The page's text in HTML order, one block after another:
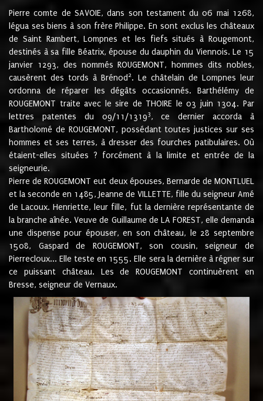
Pierre comte de SAVOIE, dans son testament du 06 mai 1268,
légua ses biens à son frère Philippe. En sont exclus les châteaux
de Saint Rambert, Lompnes et les fiefs situés à Rougemont,
destinés à sa fille Béatrix, épouse du dauphin du Viennois. Le 15
janvier 1293, des nommés ROUGEMONT, hommes dits nobles,
causèrent des tords à Brénod 2. Le châtelain de Lompnes leur
ordonna de réparer les dégâts occasionnés. Barthélémy de
ROUGEMONT traite avec le sire de THOIRE le 03 juin 1304. Par
lettres patentes du 09/11/13193, ce dernier accorda à
Bartholomé de ROUGEMONT, possédant toutes justices sur ses
hommes et ses terres, à dresser des fourches patibulaires. Où
étaient-elles situées ? forcément à la limite et entrée de la
seigneurie.
Pierre de ROUGEMONT eut deux épouses, Bernarde de MONTLUEL
et la seconde en 1485, Jeanne de VILLETTE, fille du seigneur Amé
de Lacoux. Henriette, leur fille, fut la dernière représentante de
la branche aînée. Veuve de Guillaume de LA FOREST, elle demanda
une dispense pour épouser, en son château, le 28 septembre
1508, Gaspard de ROUGEMONT, son cousin, seigneur de
Pierrecloux... Elle teste en 1555. Elle sera la dernière à régner sur
ce puissant château. Les de ROUGEMONT continuèrent en
Bresse, seigneur de Vernaux.